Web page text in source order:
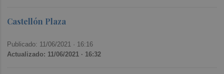
Castellón Plaza
Publicado: 11/06/2021 · 16:16
Actualizado: 11/06/2021 · 16:32